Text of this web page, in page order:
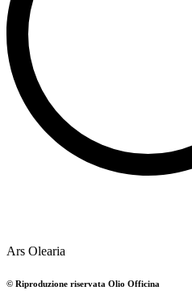
Ars Olearia
© Riproduzione riservata Olio Officina